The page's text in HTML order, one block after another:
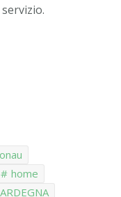
home